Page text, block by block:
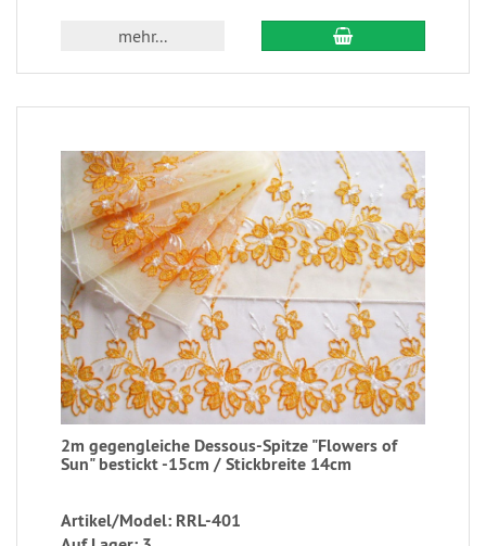
mehr...
2m gegengleiche Dessous-Spitze "Flowers of
Sun" bestickt -15cm / Stickbreite 14cm
Artikel/Model: RRL-401